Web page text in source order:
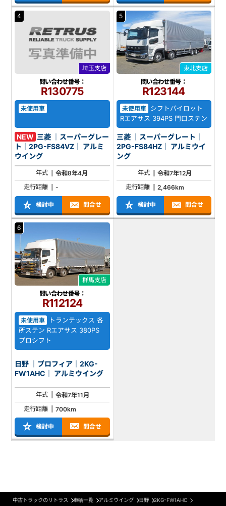
4
埼玉支店
問い合わせ番号：
R130775
未使用車
NEW 三菱 ｜スーパーグレー
ト｜2PG-FS84VZ｜ アルミ
ウイング
年式
令和8年4月
走行距離
-
検討中 問合せ
5
東北支店
問い合わせ番号：
R123144
未使用車 シフトパイロット
Rエアサス 394PS 門口ステン
三菱 ｜スーパーグレート｜
2PG-FS84HZ｜ アルミウイ
ング
年式
令和7年12月
走行距離
2,466km
検討中 問合せ
6
群馬支店
問い合わせ番号：
R112124
未使用車
トランテックス 各
所ステン Rエアサス 380PS
プロシフト
日野 ｜プロフィア｜2KG-
FW1AHC｜ アルミウイング
年式
令和7年11月
走行距離
700km
検討中 問合せ
中古トラックのリトラス 車輌一覧 アルミウイング 日野 2KG-FW1AHC